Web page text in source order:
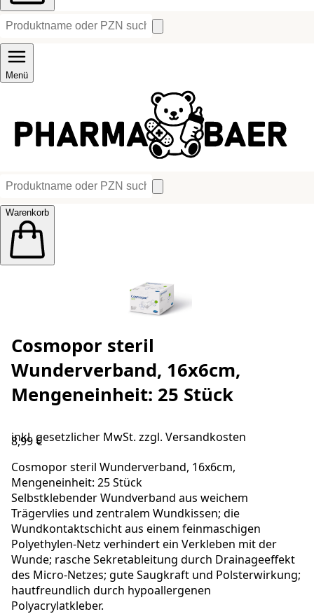
Menü
Warenkorb
Cosmopor steril
Wunderverband, 16x6cm,
Mengeneinheit: 25 Stück
inkl. gesetzlicher MwSt. zzgl. Versandkosten
8,99 €
Cosmopor steril Wunderverband, 16x6cm,
Mengeneinheit: 25 Stück
Selbstklebender Wundverband aus weichem
Trägervlies und zentralem Wundkissen; die
Wundkontaktschicht aus einem feinmaschigen
Polyethylen-Netz verhindert ein Verkleben mit der
Wunde; rasche Sekretableitung durch Drainageeffekt
des Micro-Netzes; gute Saugkraft und Polsterwirkung;
hautfreundlich durch hypoallergenen
Polyacrylatkleber.